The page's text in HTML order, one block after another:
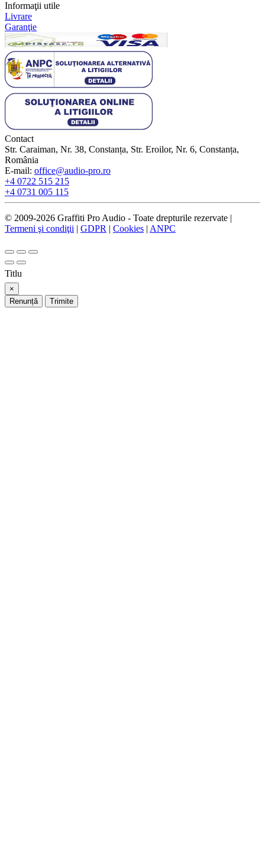
Informaţii utile
Livrare
Garanţie
Contact
Str. Caraiman, Nr. 38, Constanța, Str. Eroilor, Nr. 6, Constanța,
România
E-mail: office@audio-pro.ro
+4 0722 515 215
+4 0731 005 115
© 2009-2026 Graffiti Pro Audio - Toate drepturile rezervate |
Termeni şi condiţii | GDPR | Cookies | ANPC
Titlu
×
Renunță